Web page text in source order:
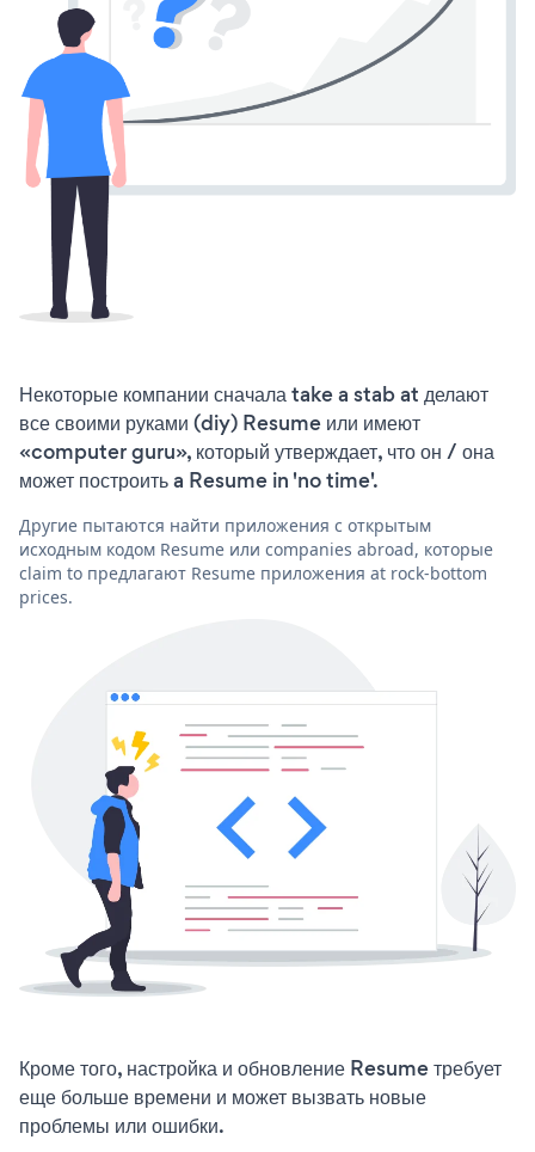
Некоторые компании сначала take a stab at делают
все своими руками (diy) Resume или имеют
«computer guru», который утверждает, что он / она
может построить a Resume in 'no time'.
Другие пытаются найти приложения с открытым
исходным кодом Resume или companies abroad, которые
claim to предлагают Resume приложения at rock-bottom
prices.
Кроме того, настройка и обновление Resume требует
еще больше времени и может вызвать новые
проблемы или ошибки.